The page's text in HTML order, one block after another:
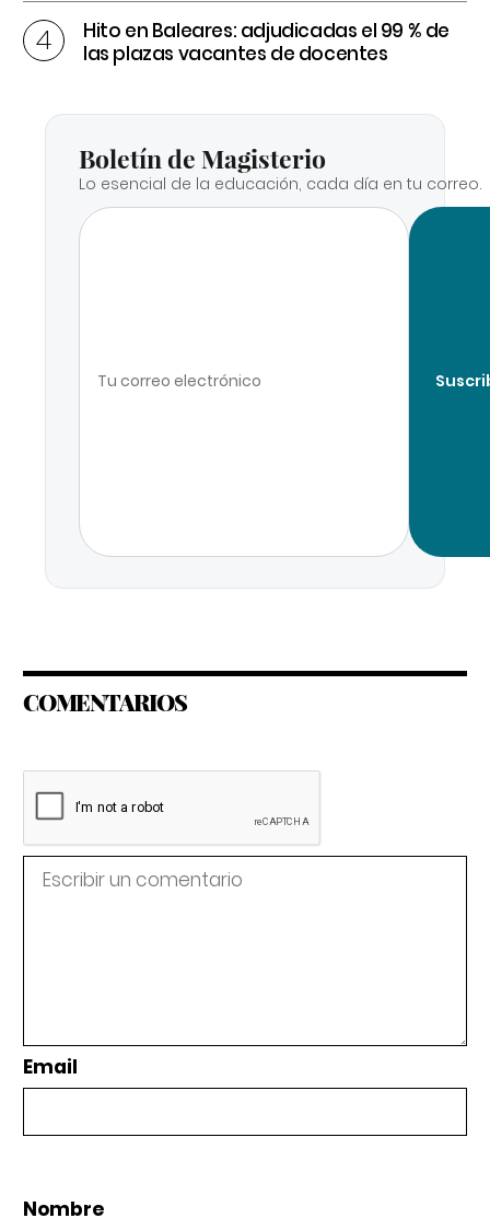
Hito en Baleares: adjudicadas el 99 % de
las plazas vacantes de docentes
Boletín de Magisterio
Lo esencial de la educación, cada día en tu correo.
COMENTARIOS
Email
Nombre